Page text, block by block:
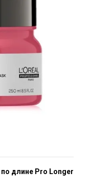
длине Pro Longer